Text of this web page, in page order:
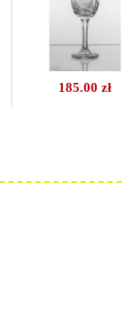
185.00 zł